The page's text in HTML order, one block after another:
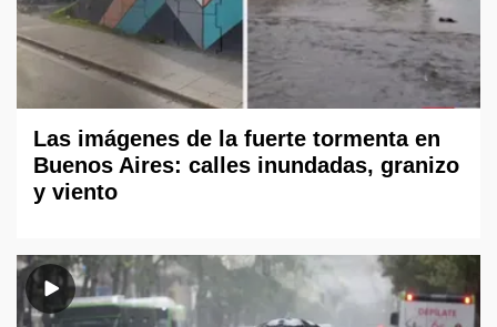
Las imágenes de la fuerte tormenta en
Buenos Aires: calles inundadas, granizo
y viento